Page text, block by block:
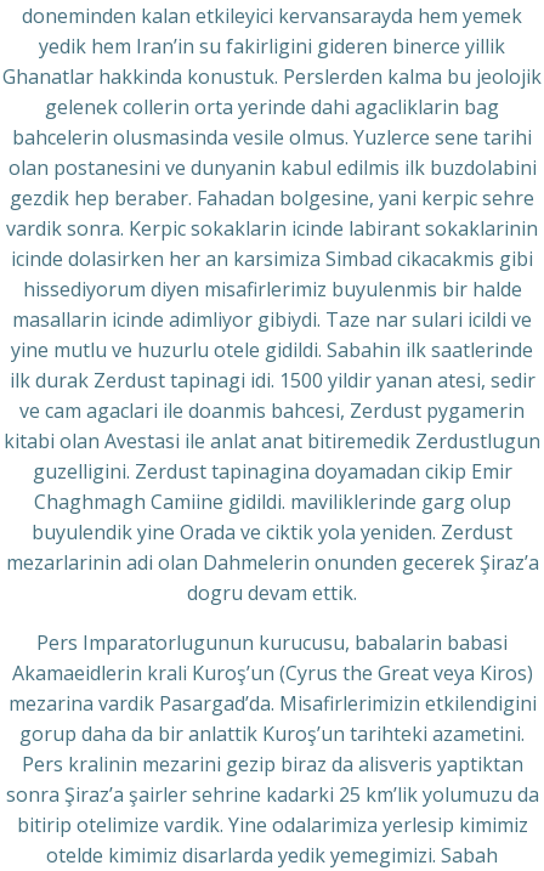
doneminden kalan etkileyici kervansarayda hem yemek
yedik hem Iran’in su fakirligini gideren binerce yillik
Ghanatlar hakkinda konustuk. Perslerden kalma bu jeolojik
gelenek collerin orta yerinde dahi agacliklarin bag
bahcelerin olusmasinda vesile olmus. Yuzlerce sene tarihi
olan postanesini ve dunyanin kabul edilmis ilk buzdolabini
gezdik hep beraber. Fahadan bolgesine, yani kerpic sehre
vardik sonra. Kerpic sokaklarin icinde labirant sokaklarinin
icinde dolasirken her an karsimiza Simbad cikacakmis gibi
hissediyorum diyen misafirlerimiz buyulenmis bir halde
masallarin icinde adimliyor gibiydi. Taze nar sulari icildi ve
yine mutlu ve huzurlu otele gidildi. Sabahin ilk saatlerinde
ilk durak Zerdust tapinagi idi. 1500 yildir yanan atesi, sedir
ve cam agaclari ile doanmis bahcesi, Zerdust pygamerin
kitabi olan Avestasi ile anlat anat bitiremedik Zerdustlugun
guzelligini. Zerdust tapinagina doyamadan cikip Emir
Chaghmagh Camiine gidildi. maviliklerinde garg olup
buyulendik yine Orada ve ciktik yola yeniden. Zerdust
mezarlarinin adi olan Dahmelerin onunden gecerek Şiraz’a
dogru devam ettik.
Pers Imparatorlugunun kurucusu, babalarin babasi
Akamaeidlerin krali Kuroş’un (Cyrus the Great veya Kiros)
mezarina vardik Pasargad’da. Misafirlerimizin etkilendigini
gorup daha da bir anlattik Kuroş’un tarihteki azametini.
Pers kralinin mezarini gezip biraz da alisveris yaptiktan
sonra Şiraz’a şairler sehrine kadarki 25 km’lik yolumuzu da
bitirip otelimize vardik. Yine odalarimiza yerlesip kimimiz
otelde kimimiz disarlarda yedik yemegimizi. Sabah